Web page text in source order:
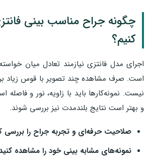
چگونه جراح مناسب بینی
کنیم؟
اجرای مدل فانتزی نیازمند تعادل میان
است. صرف مشاهده چند تصویر با قوس زیاد
نیست. نمونه‌کارها باید با زاویه، نور و فاصله
و بهتر است نتایج بلندمدت نیز بررسی شوند.
صلاحیت حرفه‌ای و تجربه جراح را بررسی
نمونه‌های مشابه بینی خود را مشاهده